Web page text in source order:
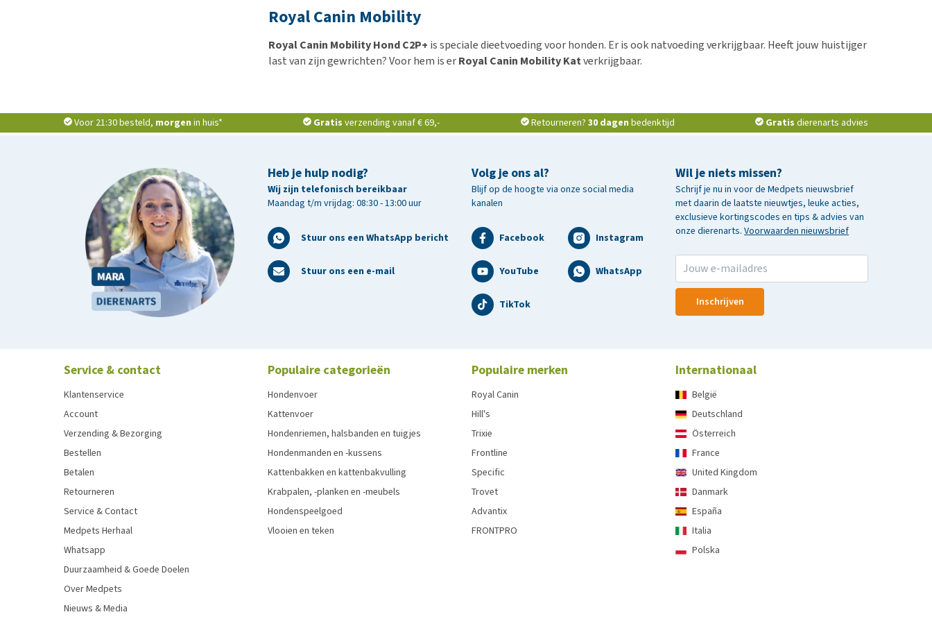
Royal Canin Mobility
Royal Canin Mobility Hond C2P+ is speciale dieetvoeding voor honden. Er is ook natvoeding verkrijgbaar. Heeft jouw huistijger
last van zijn gewrichten? Voor hem is erRoyal Canin Mobility Katverkrijgbaar.
Voor 21:30 besteld, morgen in huis* Gratis verzending vanaf € 69,- Retourneren? 30 dagen bedenktijd Gratis dierenarts advies
Heb je hulp nodig?
Wij zijn telefonisch bereikbaar
Maandag t/m vrijdag: 08:30 - 13:00 uur
Stuur ons een WhatsApp bericht
Stuur ons een e-mail
Wil je niets missen?
Schrijf je nu in voor de Medpets nieuwsbrief
met daarin de laatste nieuwtjes, leuke acties,
exclusieve kortingscodes en tips & advies van
onze dierenarts. Voorwaarden nieuwsbrief
Inschrijven
Volg je ons al?
Blijf op de hoogte via onze social media
kanalen
Facebook Instagram
YouTube WhatsApp
TikTok
Service & contact
Klantenservice
Account
Verzending & Bezorging
Bestellen
Betalen
Retourneren
Service & Contact
Medpets Herhaal
Whatsapp
Duurzaamheid & Goede Doelen
Over Medpets
Nieuws & Media
Populaire categorieën
Hondenvoer
Kattenvoer
Hondenriemen, halsbanden en tuigjes
Hondenmanden en -kussens
Kattenbakken en kattenbakvulling
Krabpalen, -planken en -meubels
Hondenspeelgoed
Vlooien en teken
Populaire merken
Royal Canin
Hill's
Trixie
Frontline
Specific
Trovet
Advantix
FRONTPRO
Internationaal
België
Deutschland
Österreich
France
United Kingdom
Danmark
España
Italia
Polska